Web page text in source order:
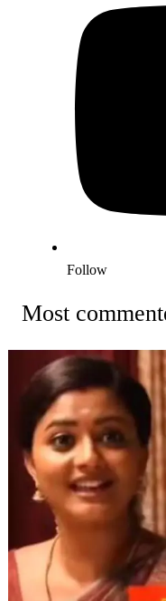
Follow
Most